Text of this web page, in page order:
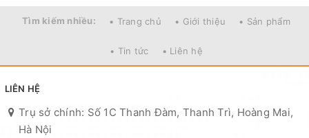
Tìm kiếm nhiều: • Trang chủ • Giới thiệu • Sản phẩm
• Tin tức • Liên hệ
LIÊN HỆ
Trụ sở chính: Số 1C Thanh Đàm, Thanh Trì, Hoàng Mai,
Hà Nội